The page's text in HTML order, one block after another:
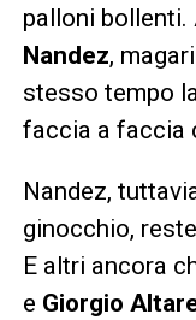
palloni
Nandez,
stesso tempo
faccia a faccia
Nandez,
ginocchio,
E altri ancora
e Giorgio